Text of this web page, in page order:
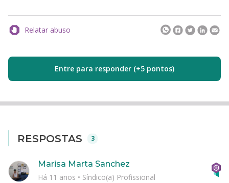
Relatar abuso
Entre para responder (+5 pontos)
RESPOSTAS 3
Marisa Marta Sanchez
Há 11 anos • Síndico(a) Profissional